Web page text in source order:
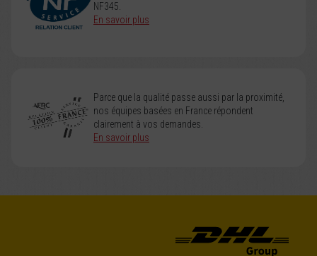
NF345.
En savoir plus
Parce que la qualité passe aussi par la proximité,
nos équipes basées en France répondent
clairement à vos demandes.
En savoir plus